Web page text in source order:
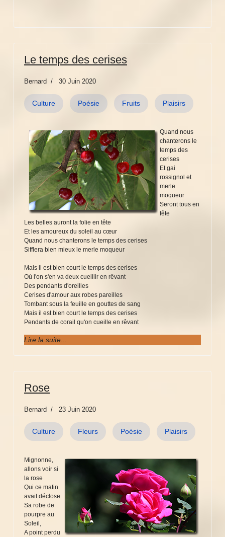
Le temps des cerises
Bernard 30 Juin 2020
Culture Poésie Fruits Plaisirs
Quand nous
chanterons le
temps des
cerises
Et gai
rossignol et
merle
moqueur
Seront tous en
fête
Les belles auront la folie en tête
Et les amoureux du soleil au cœur
Quand nous chanterons le temps des cerises
Sifflera bien mieux le merle moqueur
Mais il est bien court le temps des cerises
Où l'on s'en va deux cueillir en rêvant
Des pendants d'oreilles
Cerises d'amour aux robes pareilles
Tombant sous la feuille en gouttes de sang
Mais il est bien court le temps des cerises
Pendants de corail qu'on cueille en rêvant
Lire la suite...
Rose
Bernard 23 Juin 2020
Culture Fleurs Poésie Plaisirs
Mignonne,
allons voir si
la rose
Qui ce matin
avait déclose
Sa robe de
pourpre au
Soleil,
A point perdu